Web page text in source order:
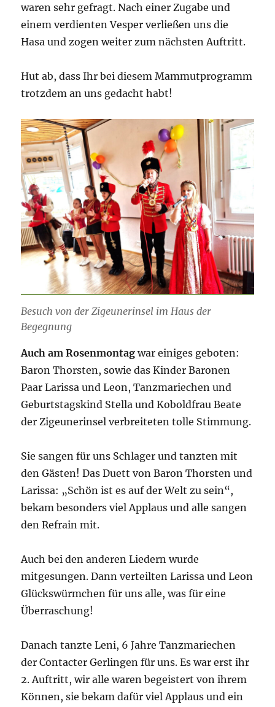
waren sehr gefragt. Nach einer Zugabe und
einem verdienten Vesper verließen uns die
Hasa und zogen weiter zum nächsten Auftritt.
Hut ab, dass Ihr bei diesem Mammutprogramm
trotzdem an uns gedacht habt!
Besuch von der Zigeunerinsel im Haus der
Begegnung
Auch am Rosenmontag war einiges geboten:
Baron Thorsten, sowie das Kinder Baronen
Paar Larissa und Leon, Tanzmariechen und
Geburtstagskind Stella und Koboldfrau Beate
der Zigeunerinsel verbreiteten tolle Stimmung.
Sie sangen für uns Schlager und tanzten mit
den Gästen! Das Duett von Baron Thorsten und
Larissa: „Schön ist es auf der Welt zu sein“,
bekam besonders viel Applaus und alle sangen
den Refrain mit.
Auch bei den anderen Liedern wurde
mitgesungen. Dann verteilten Larissa und Leon
Glückswürmchen für uns alle, was für eine
Überraschung!
Danach tanzte Leni, 6 Jahre Tanzmariechen
der Contacter Gerlingen für uns. Es war erst ihr
2. Auftritt, wir alle waren begeistert von ihrem
Können, sie bekam dafür viel Applaus und ein